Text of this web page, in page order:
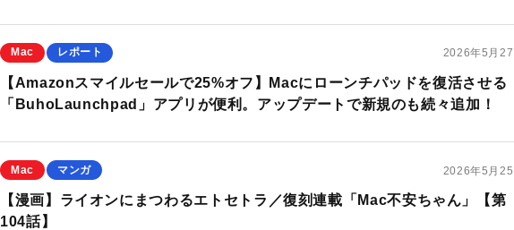
Mac レポート 2026年5月27
【Amazonスマイルセールで25%オフ】Macにローンチパッドを復活させる
「BuhoLaunchpad」アプリが便利。アップデートで新規のも続々追加！
Mac マンガ 2026年5月25
【漫画】ライオンにまつわるエトセトラ／復刻連載「Mac不安ちゃん」【第
104話】